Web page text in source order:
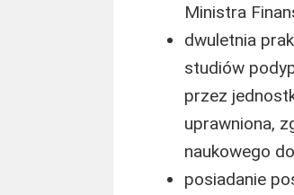
Ministra
dwuletnia
studiów
przez
uprawniona,
naukowego
posiadanie